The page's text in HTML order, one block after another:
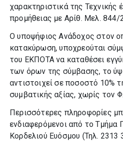
χαρακτηριστικά της Τεχνικής
προμήθειας με Αρίθ. Μελ. 844/
Ο υποψήφιος Ανάδοχος στον
κατακύρωση, υποχρεούται
του ΕΚΠΟΤΑ να καταθέσει
των όρων της σύμβασης, το
αντιστοιχεί σε ποσοστό 10%
συμβατικής αξίας, χωρίς τον
Περισσότερες πληροφορίες
ενδιαφερόμενοι από το Τμήμα
Κορδελιού Ευόσμου (Τηλ. 2313